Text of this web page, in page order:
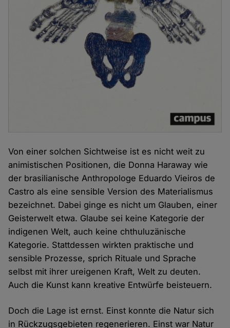
Von einer solchen Sichtweise ist es nicht weit zu
animistischen Positionen, die Donna Haraway wie
der brasilianische Anthropologe Eduardo Vieiros de
Castro als eine sensible Version des Materialismus
bezeichnet. Dabei ginge es nicht um Glauben, einer
Geisterwelt etwa. Glaube sei keine Kategorie der
indigenen Welt, auch keine chthuluzänische
Kategorie. Stattdessen wirkten praktische und
sensible Prozesse, sprich Rituale und Sprache
selbst mit ihrer ureigenen Kraft, Welt zu deuten.
Auch die Kunst kann kreative Entwürfe beisteuern.
Doch die Lage ist ernst. Einst konnte die Natur sich
in Rückzugsgebieten regenerieren. Einst war Natur